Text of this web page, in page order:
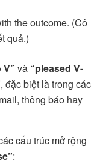
the outcome. (Cô
quả.)
V” và “pleased V-
, đặc biệt là trong các
thông báo hay
cấu trúc mở rộng
: